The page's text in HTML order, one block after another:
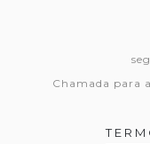
Chamada para